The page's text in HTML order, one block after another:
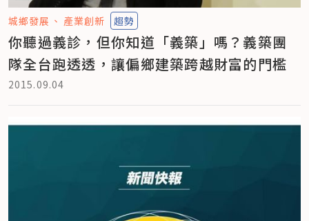
城鄉發展 產業創新 趨勢
你聽過義診，但你知道「義築」嗎？義築團
隊全台跑透透，讓偏鄉建築跨越財富的門檻
2015.09.04